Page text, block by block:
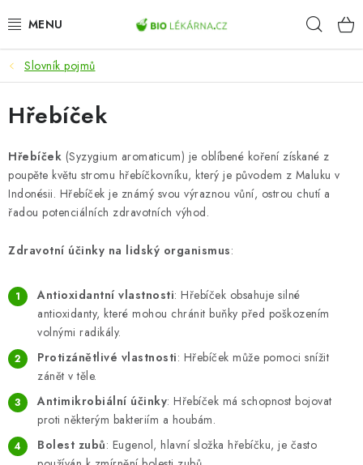
na
AKCE
DOPLŇKY STRAVY
PŘÍRODNÍ KOSMETIKA
SPORT
ZDRAVOTNÍ OKRUHY
ZNAČKY
Odborný garant MUDr. Monika Klaudysová
Jak nakupovat
GDPR
Obchodní podmínky Kontakty
Slovník pojmů
Moje objednávka
Mapa serveru
Slovník pojmů
Hřebíček
Hřebíček (Syzygium aromaticum) je oblíbené koření získané z
poupěte květu stromu hřebíčkovníku, který je původem z Maluku v
Indonésii. Hřebíček je známý svou výraznou vůní, ostrou chutí a
řadou potenciálních zdravotních výhod.
Zdravotní účinky na lidský organismus:
Antioxidantní vlastnosti: Hřebíček obsahuje silné
antioxidanty, které mohou chránit buňky před poškozením
volnými radikály.
Protizánětlivé vlastnosti: Hřebíček může pomoci snížit
zánět v těle.
Antimikrobiální účinky: Hřebíček má schopnost bojovat
proti některým bakteriím a houbám.
Bolest zubů: Eugenol, hlavní složka hřebíčku, je často